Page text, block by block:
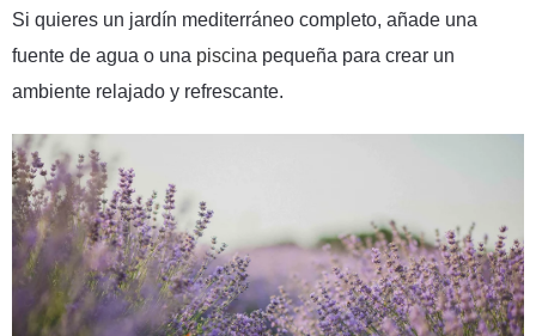
Si quieres un jardín mediterráneo completo, añade una
fuente de agua o una piscina pequeña para crear un
ambiente relajado y refrescante.